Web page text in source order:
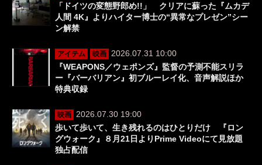
「ドイツの変態野郎め!!」 クリアに蘇った『ムカデ
人間 4K』よりハイター博士の“異常なプレゼン”シー
ン解禁
アイテム 映画
2026.07.31 10:00
『WEAPONS／ウェポンズ』監督の予測不能スリラ
ー『バーバリアン』初ブルーレイ化、音声解説ほか
特典収録
映画
2026.07.30 19:00
歩いて歩いて、生き残れるのはひとりだけ 『ロン
グウォーク』８月21日よりPrime Videoにて見放題
独占配信